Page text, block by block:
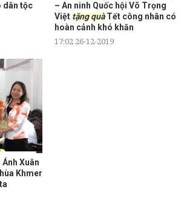
dân tộc
– An ninh Quốc hội Võ Trọng
Việt tặng quàTết công nhân có
hoàn cảnh khó khăn
17:02 26-12-2019
Xuân
Khmer